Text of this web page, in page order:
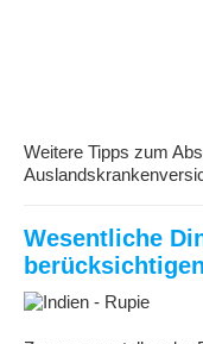
Weitere Tipps zum
Wesentliche
berücksichtigen